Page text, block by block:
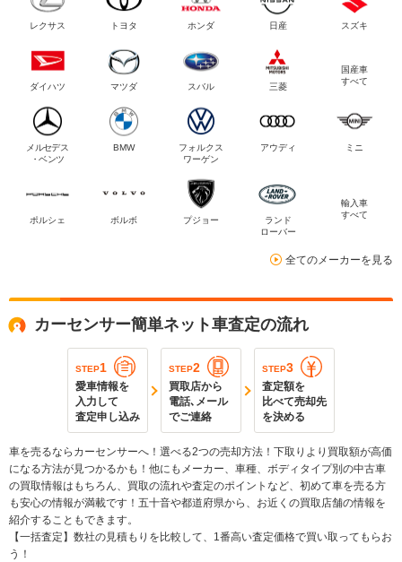
レクサス トヨタ ホンダ 日産 スズキ
ダイハツ マツダ スバル 三菱
国産車
すべて
メルセデス
・ベンツ
BMW
フォルクス
ワーゲン
アウディ ミニ
ポルシェ ボルボ プジョー
ランド
ローバー
輸入車
すべて
全てのメーカーを見る
カーセンサー簡単ネット車査定の流れ
STEP1
愛車情報を
入力して
査定申し込み
STEP2
買取店から
電話､メール
でご連絡
STEP3
査定額を
比べて売却先
を決める
車を売るならカーセンサーへ！選べる2つの売却方法！下取りより買取額が高価
になる方法が見つかるかも！他にもメーカー、車種、ボディタイプ別の中古車
の買取情報はもちろん、買取の流れや査定のポイントなど、初めて車を売る方
も安心の情報が満載です！五十音や都道府県から、お近くの買取店舗の情報を
紹介することもできます。
【一括査定】数社の見積もりを比較して、1番高い査定価格で買い取ってもらお
う！